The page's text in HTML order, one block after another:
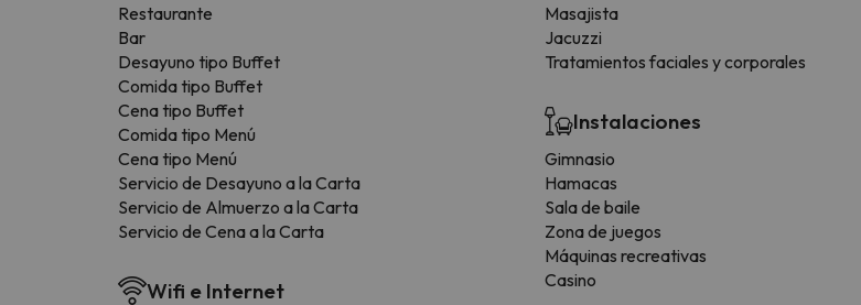
Restaurante
Bar
Desayuno tipo Buffet
Comida tipo Buffet
Cena tipo Buffet
Comida tipo Menú
Cena tipo Menú
Servicio de Desayuno a la Carta
Servicio de Almuerzo a la Carta
Servicio de Cena a la Carta
Wifi e Internet
Masajista
Jacuzzi
Tratamientos faciales y corporales
Instalaciones
Gimnasio
Hamacas
Sala de baile
Zona de juegos
Máquinas recreativas
Casino